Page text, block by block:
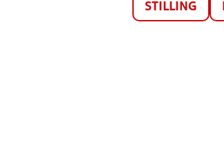
STILLING